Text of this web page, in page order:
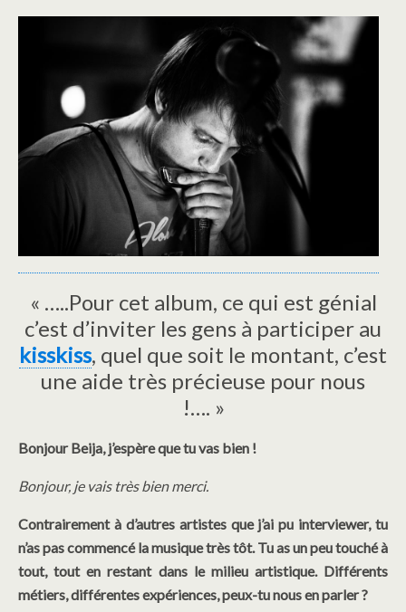
« …..Pour cet album, ce qui est génial
c’est d’inviter les gens à participer au
kisskiss, quel que soit le montant, c’est
une aide très précieuse pour nous
!…. »
Bonjour Beija, j’espère que tu vas bien !
Bonjour, je vais très bien merci.
Contrairement à d’autres artistes que j’ai pu interviewer, tu
n’as pas commencé la musique très tôt. Tu as un peu touché à
tout, tout en restant dans le milieu artistique. Différents
métiers, différentes expériences, peux-tu nous en parler ?